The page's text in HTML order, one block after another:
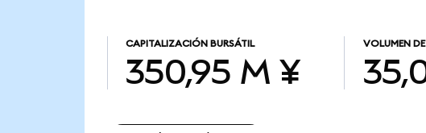
CAPITALIZACIÓN BURSÁTIL
350,95 M ¥
VOLUMEN